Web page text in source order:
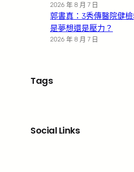
2026 年 8 月 7 日
郭書真：3秀傳醫院健
是夢想還是壓力？
2026 年 8 月 7 日
Tags
Social Links